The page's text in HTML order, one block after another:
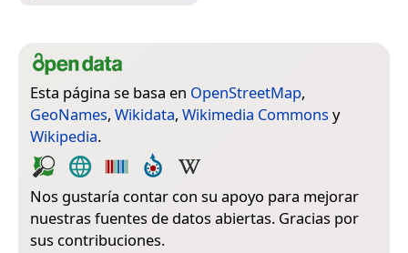
Esta página se basa en OpenStreetMap,
GeoNames, Wikidata, Wikimedia Commons y
Wikipedia.
Nos gustaría contar con su apoyo para mejorar
nuestras fuentes de datos abiertas. Gracias por
sus contribuciones.